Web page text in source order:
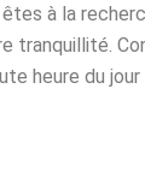
à la
tranquillité.
heure du jour